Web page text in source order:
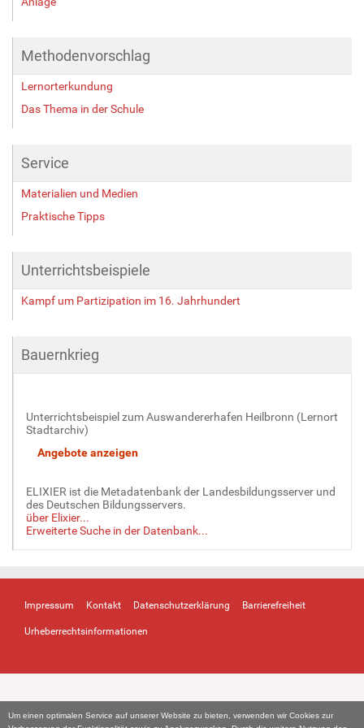
Um einen optimalen Service auf unserer Website zu bieten, verwenden wir Cookies zur
i
o
l
l
e
ö
ß
…
Methodenvorschlag
Lernorterkundung
Das Thema in der Schule
Service
Materialien und Medien
Praktische Tipps
Unterrichtsbeispiele
Kampf um Partizipation im 16. Jahrhundert
Bauernkrieg
Unterrichtsbeispiel zum Auswandererhafen Heilbronn (Lernort
Stadtarchiv)
ELIXIER ist die Metadatenbank der Landesbildungsserver und
des Deutschen Bildungsservers.
über Elixier...
Erweiterte Suche in der Datenbank...
Impressum Kontakt Datenschutzerklärung Barrierefreiheit
Urheberrechtsinformationen